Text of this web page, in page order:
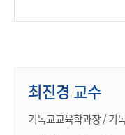
최진경 교수
기독교교육학과장 / 기